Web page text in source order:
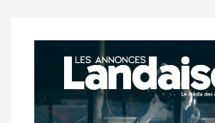
aux
abonnés
Notre
dernier
magazine